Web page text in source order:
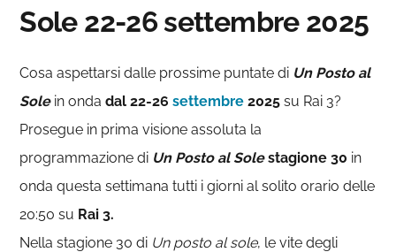
Sole 22-26 settembre 2025
Cosa aspettarsi dalle prossime puntate di Un Posto al
Solein ondadal 22-26settembre 2025 su Rai 3?
Prosegue in prima visione assoluta la
programmazione di Un Posto al Solestagione 30 in
onda questa settimana tutti i giorni al solito orario delle
20:50 su Rai 3.
Nella stagione 30 di Un posto al sole, le vite degli